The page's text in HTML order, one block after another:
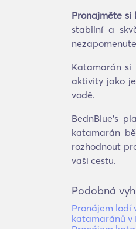
Pronajměte si
stabilní a
Katamarán si
aktivity jako
vodě.
BednBlue's
katamarán
rozhodnout
vaši cestu.
Podobná
Pronájem lodí
katamaránů v